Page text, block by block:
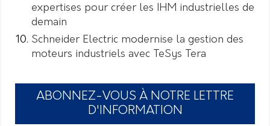
expertises pour créer les IHM industrielles de
demain
Schneider Electric modernise la gestion des
moteurs industriels avec TeSys Tera
ABONNEZ-VOUS À NOTRE LETTRE
D'INFORMATION